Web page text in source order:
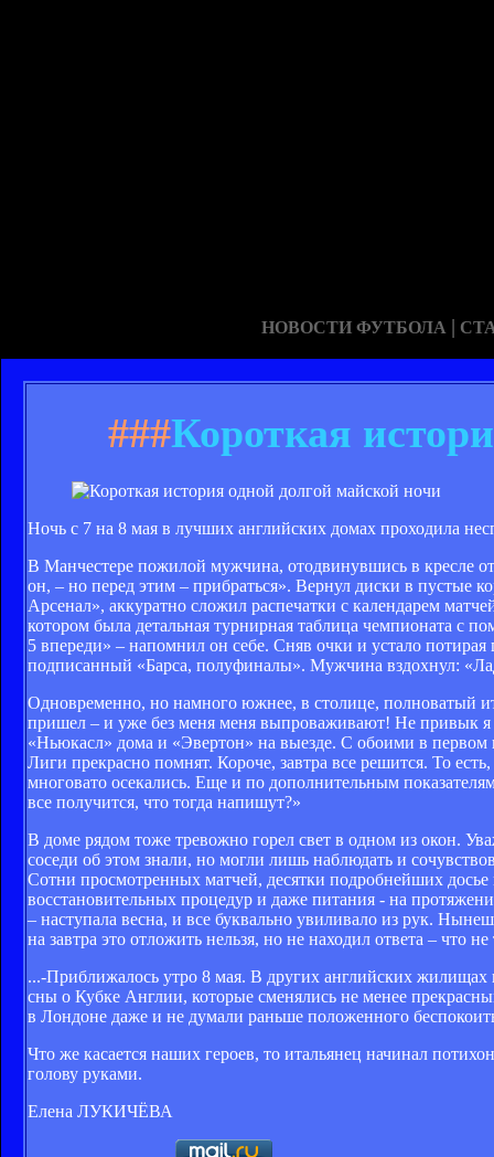
НОВОСТИ ФУТБОЛА |
###Короткая
Ночь с 7 на 8 мая в лучших английских домах проходила
В Манчестере пожилой мужчина, отодвинувшись в кресле
он, – но перед этим – прибраться». Вернул диски в пустые
Арсенал», аккуратно сложил распечатки с календарем
котором была детальная турнирная таблица чемпионата с
5 впереди» – напомнил он себе. Сняв очки и устало
подписанный «Барса, полуфиналы». Мужчина вздохнул:
Одновременно, но намного южнее, в столице, полноватый
пришел – и уже без меня меня выпроваживают! Не привык я
«Ньюкасл» дома и «Эвертон» на выезде. С обоими в
Лиги прекрасно помнят. Короче, завтра все решится. То
многовато осекались. Еще и по дополнительным
все получится, что тогда напишут?»
В доме рядом тоже тревожно горел свет в одном из окон.
соседи об этом знали, но могли лишь наблюдать и
Сотни просмотренных матчей, десятки подробнейших
восстановительных процедур и даже питания - на
– наступала весна, и все буквально увиливало из рук.
на завтра это отложить нельзя, но не находил ответа – что не
...-Приближалось утро 8 мая. В других английских
сны о Кубке Англии, которые сменялись не менее
в Лондоне даже и не думали раньше положенного
Что же касается наших героев, то итальянец начинал
голову руками.
Елена ЛУКИЧЁВА